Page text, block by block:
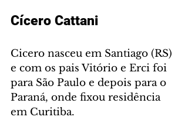
Cícero Cattani
Cicero nasceu em Santiago (RS)
e com os pais Vitório e Erci foi
para São Paulo e depois para o
Paraná, onde fixou residência
em Curitiba.